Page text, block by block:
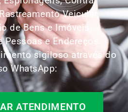
Veicular,
de Bens e Imóveis,
e Endereços.
sigiloso através do
WhatsApp:
ATENDIMENTO